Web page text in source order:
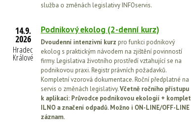
služba o změnách legislativy INFOservis.
14.9.
2026
Hradec
Králové
Podnikový ekolog (2-denní kurz)
Dvoudenní intenzivní kurz pro funkci podnikový
ekolog s praktickým návodem na zjištění povinností
firmy. Legislativa životního prostředí vztahující se na
podnikovou praxi. Registr právních požadavků.
Kompletní vzorová dokumentace. Roční předplatné na
servis o změnách legislativy.Včetně ročního přístupu
k aplikaci: Průvodce podnikovou ekologií + komplet
ILNO a značení odpadů. Možno i ON-LINE/OFF-LINE
záznam.